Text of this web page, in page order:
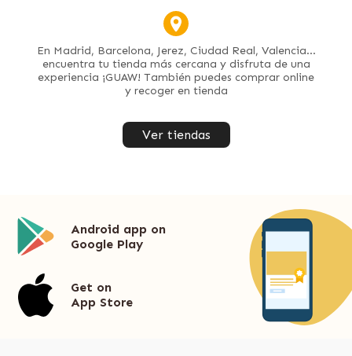
En Madrid, Barcelona, Jerez, Ciudad Real, Valencia...
encuentra tu tienda más cercana y disfruta de una
experiencia ¡GUAW! También puedes comprar online
y recoger en tienda
Ver tiendas
Android app on
Google Play
Get on
App Store